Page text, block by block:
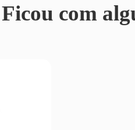
Ficou com